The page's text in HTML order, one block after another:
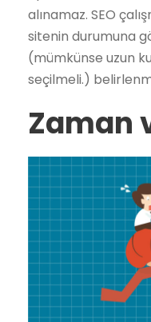
alınamaz. SEO
sitenin durumuna
(mümkünse uzun
seçilmeli.)
Zaman